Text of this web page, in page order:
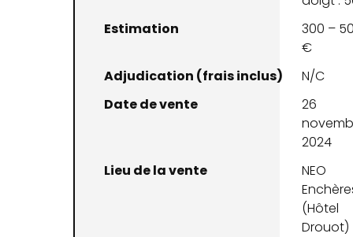
Estimation
300 –
€
Adjudication (frais inclus)
N/C
Date de vente
26
2024
Lieu de la vente
NEO
(Hôtel
Drouot)